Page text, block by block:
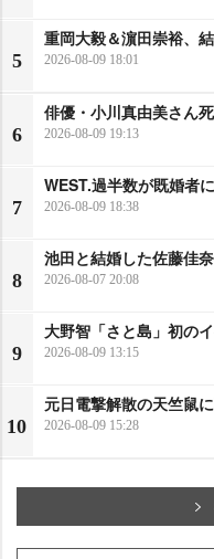
5
重岡大毅＆濵田崇裕、
2026-08-09 18:01
6
俳優・小川真由美さん
2026-08-09 19:13
7
WEST.過半数が既婚者に
2026-08-09 18:38
8
池田と結婚した佐藤佳
2026-08-07 20:08
9
大野智「さと島」初の
2026-08-09 13:15
10
元日電撃解散の天竺鼠
2026-08-09 15:28